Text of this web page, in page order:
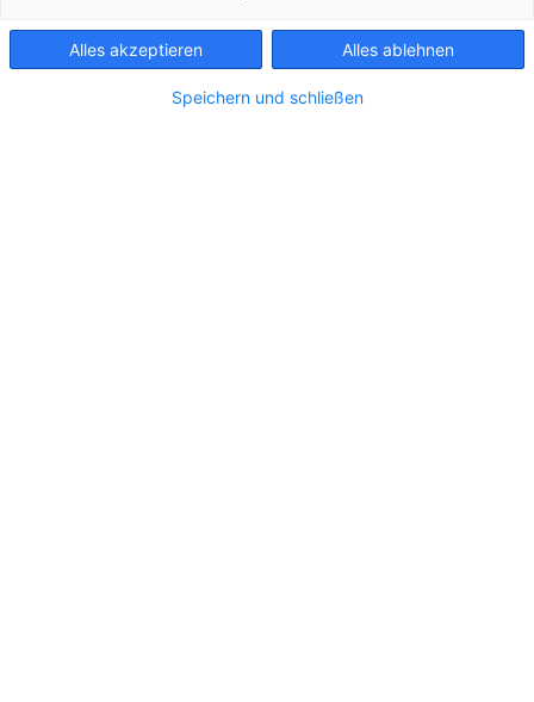
Alles akzeptieren Alles ablehnen
Speichern und schließen